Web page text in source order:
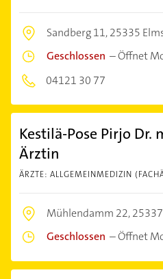
Sandberg 11,25335
Geschlossen –Öffnet
04121 30 77
Kestilä-Pose Pirjo Dr.
Ärztin
ÄRZTE: ALLGEMEINMEDIZIN
Mühlendamm 22,
Geschlossen –Öffnet